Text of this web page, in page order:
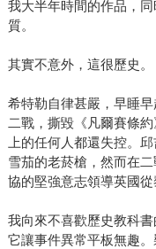
我大半年時間的作品，
質。
其實不意外，這很歷史。
希特勒自律甚嚴，早睡
二戰，撕毀《凡爾賽條
上的任何人都還失控。
雪茄的老菸槍，然而在
協的堅強意志領導英國從
我向來不喜歡歷史教科
它讓事件異常平板無趣